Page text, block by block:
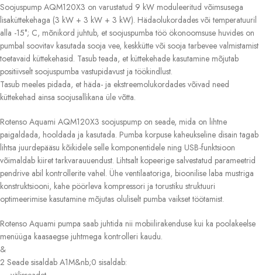
Soojuspump AQM120X3 on varustatud 9 kW moduleeritud võimsusega
lisaküttekehaga (3 kW + 3 kW + 3 kW). Hädaolukordades või temperatuuril
alla -15°; C, mõnikord juhtub, et soojuspumba töö ökonoomsuse huvides on
pumbal soovitav kasutada sooja vee, keskkütte või sooja tarbevee valmistamist
toetavaid küttekehasid. Tasub teada, et küttekehade kasutamine mõjutab
positiivselt soojuspumba vastupidavust ja töökindlust.
Tasub meeles pidada, et häda- ja ekstreemolukordades võivad need
küttekehad ainsa soojusallikana üle võtta.
Rotenso Aquami AQM120X3 soojuspump on seade, mida on lihtne
paigaldada, hooldada ja kasutada. Pumba korpuse kaheukseline disain tagab
lihtsa juurdepääsu kõikidele selle komponentidele ning USB-funktsioon
võimaldab kiiret tarkvarauuendust. Lihtsalt kopeerige salvestatud parameetrid
pendrive abil kontrollerite vahel. Ühe ventilaatoriga, bioonilise laba mustriga
konstruktsiooni, kahe pöörleva kompressori ja torustiku struktuuri
optimeerimise kasutamine mõjutas oluliselt pumba vaikset töötamist.
Rotenso Aquami pumpa saab juhtida nii mobiilirakenduse kui ka poolakeelse
menüüga kaasaegse juhtmega kontrolleri kaudu.
&
2 Seade sisaldab A1M&nb;0 sisaldab: